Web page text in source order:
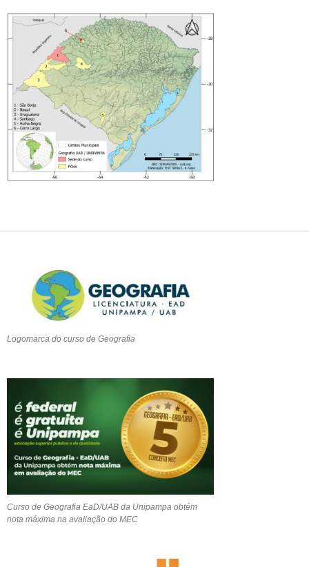
Logomarca do curso de Geografia
Curso de Geografia EaD/UAB da Unipampa obtém
nota máxima na avaliação do MEC